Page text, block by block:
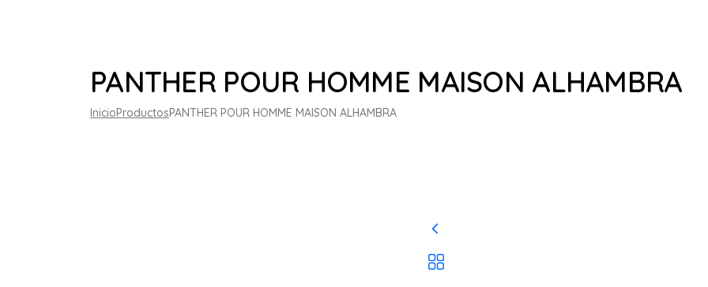
PANTHER POUR HOMME MAISON ALHAMBRA
InicioProductosPANTHER POUR HOMME MAISON ALHAMBRA